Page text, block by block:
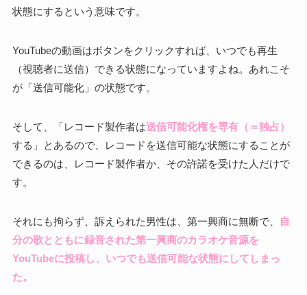
状態にするという意味です。
YouTubeの動画はボタンをクリックすれば、いつでも再生
（視聴者に送信）できる状態になっていますよね。あれこそ
が「送信可能化」の状態です。
そして、「レコード製作者は送信可能化権を専有（＝独占）
する」とあるので、レコードを送信可能な状態にすることが
できるのは、レコード製作者か、その許諾を受けた人だけで
す。
それにも拘らず、訴えられた男性は、第一興商に無断で、
自
分の歌とともに録音された第一興商のカラオケ音源を
YouTubeに投稿し、いつでも送信可能な状態にしてしまっ
た。